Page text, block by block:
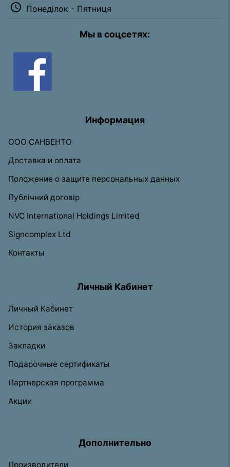
access_time Понеділок - Пятниця
Мы в соцсетях:
Информация
ООО САНВЕНТО
Доставка и оплата
Положение о защите персональных данных
Публічний договір
NVC International Holdings Limited
Signcomplex Ltd
Контакты
Личный Кабинет
Личный Кабинет
История заказов
Закладки
Подарочные сертификаты
Партнерская программа
Акции
Дополнительно
Производители